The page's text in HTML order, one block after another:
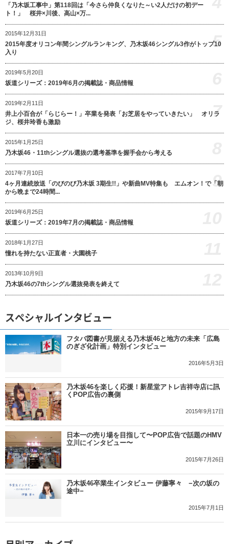
「乃木坂工事中」第118回は「今さら仲良くなりた～い2人だけの初デー
ト！」 桜井×川後、高山×万...
2015年12月31日
2015年度オリコン年間シングルランキング、乃木坂46シングル3作がトップ10
入り
5
2019年5月20日
坂道シリーズ：2019年6月の掲載誌・商品情報
2019年2月11日
井上小百合が「らじらー！」卒業を発表「お芝居をやっていきたい」 オリラ
ジ、桜井玲香も激励
7
2015年1月25日
乃木坂46・11thシングル選抜の選考基準を握手会から考える
2017年7月10日
4ヶ月連続放送「のびのび乃木坂 3期生!!」や新曲MV特集も エムオン！で「朝
から晩まで24時間...
9
2019年6月25日
坂道シリーズ：2019年7月の掲載誌・商品情報
2018年1月27日
憧れを持たない正直者・大園桃子
2013年10月9日
乃木坂46の7thシングル選抜発表を終えて
スペシャルインタビュー
フタバ図書が見据える乃木坂46と地方の未来「広島
のぎざ化計画」特別インタビュー
2016年5月3日
乃木坂46を楽しく応援！新星堂アトレ吉祥寺店に訊
くPOP広告の裏側
2015年9月17日
日本一の売り場を目指して〜POP広告で話題のHMV
立川にインタビュー〜
2015年7月26日
乃木坂46卒業生インタビュー 伊藤寧々 −次の坂の
途中−
2015年7月1日